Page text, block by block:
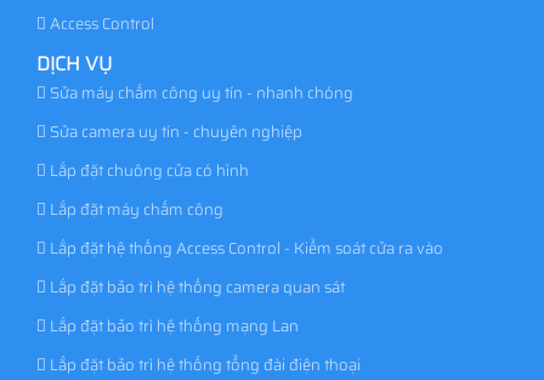
Access Control
DỊCH VỤ
Sửa máy chấm công uy tín - nhanh chóng
Sửa camera uy tín - chuyên nghiệp
Lắp đặt chuông cửa có hình
Lắp đặt máy chấm công
Lắp đặt hệ thống Access Control - Kiểm soát cửa ra vào
Lắp đặt bảo trì hệ thống camera quan sát
Lắp đặt bảo trì hệ thống mạng Lan
Lắp đặt bảo trì hệ thống tổng đài điện thoại